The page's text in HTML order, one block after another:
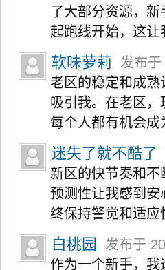
了大部分资源，
起跑线开始，这让
软味萝莉 发布
老区的稳定和成
吸引我。在老区
每个人都有机会成
迷失了就不酷了
新区的快节奏和
预测性让我感到
终保持警觉和适应
白桃园 发布于
作为一个新手，